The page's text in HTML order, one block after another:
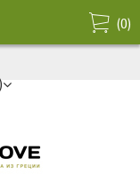
(0)